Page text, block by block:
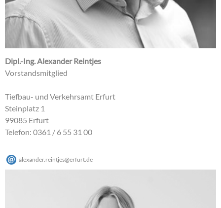
Dipl.-Ing. Alexander Reintjes
Vorstandsmitglied
Tiefbau- und Verkehrsamt Erfurt
Steinplatz 1
99085 Erfurt
Telefon: 0361 / 6 55 31 00
alexander.reintjes@erfurt de